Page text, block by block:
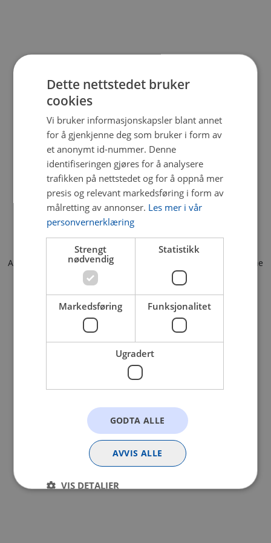
Application error: a client-side exception has occurred (see the
browser console for more information).
Dette nettstedet bruker
cookies
Vi bruker informasjonskapsler blant annet
for å gjenkjenne deg som bruker i form av
et anonymt id-nummer. Denne
identifiseringen gjøres for å analysere
trafikken på nettstedet og for å oppnå mer
presis og relevant markedsføring i form av
målretting av annonser. Les mer i vår
personvernerklæring
Strengt
nødvendig
Statistikk
Markedsføring Funksjonalitet
Ugradert
GODTA ALLE
AVVIS ALLE
VIS DETALJER